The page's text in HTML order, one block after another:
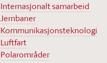
Internasjonalt samarbeid
Jernbaner
Kommunikasjonsteknologi
Luftfart
Polarområder